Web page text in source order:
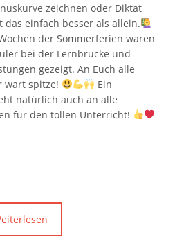
zeichnen oder Diktat
das einfach besser als allein.
der Sommerferien waren
bei der Lernbrücke und
gezeigt. An Euch alle
wart spitze!
Ein
natürlich auch an alle
für den tollen Unterricht!